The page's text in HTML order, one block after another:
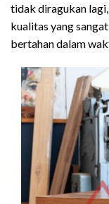
tidak diragukan
kualitas yang
bertahan dalam